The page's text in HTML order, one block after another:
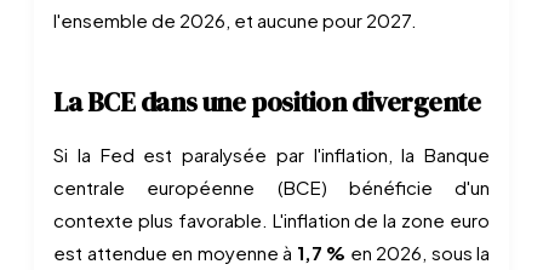
l'ensemble de 2026, et aucune pour 2027.
La BCE dans une position divergente
Si la Fed est paralysée par l'inflation, la Banque
centrale européenne (BCE) bénéficie d'un
contexte plus favorable. L'inflation de la zone euro
est attendue en moyenne à 1,7 % en 2026, sous la